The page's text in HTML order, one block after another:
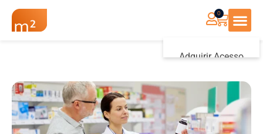
Adquirir Acesso
0